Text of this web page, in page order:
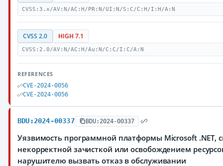
CVSS:3.x/AV:N/AC:H/PR:N/UI:N/S:C/C:H/I:H/A:N
CVSS 2.0 HIGH 7.1
CVSS:2.0/AV:N/AC:H/Au:N/C:C/I:C/A:N
REFERENCES
CVE-2024-0056
CVE-2024-0056
BDU:2024-00337 BDU:2024-00337
Уязвимость программной платформы Microsoft .NET,
некорректной зачисткой или освобождением
нарушителю вызвать отказ в обслуживании